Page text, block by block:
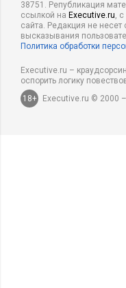
38751. Републикация
ссылкой на Executive.ru,
сайта. Редакция не несет
высказывания
Политика обработки
Executive.ru –
оспорить логику
18+
Executive.ru © 2000